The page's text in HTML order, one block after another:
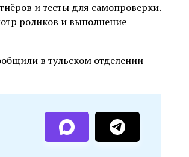
и тесты для самопроверки.
роликов и выполнение
в тульском отделении